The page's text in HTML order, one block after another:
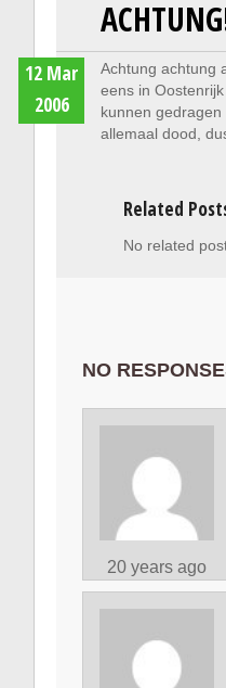
12 Mar
2006
Achtung achtung
eens in
kunnen
allemaal dood,
Related
No related
NO
20 years ago